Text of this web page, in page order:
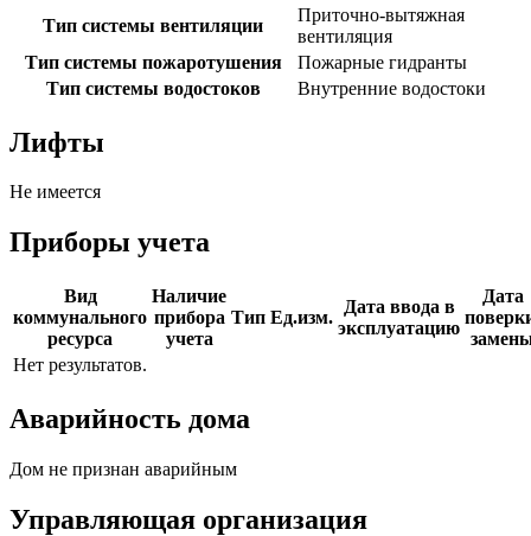
Тип системы вентиляции
Приточно-вытяжная
вентиляция
Тип системы пожаротушения
Пожарные гидранты
Тип системы водостоков
Внутренние водостоки
Лифты
Не имеется
Приборы учета
Вид
коммунального
ресурса
Наличие
прибора
учета
Тип Ед.изм.
Дата ввода в
эксплуатацию
Дата
Нет результатов.
Аварийность дома
Дом не признан аварийным
Управляющая организация